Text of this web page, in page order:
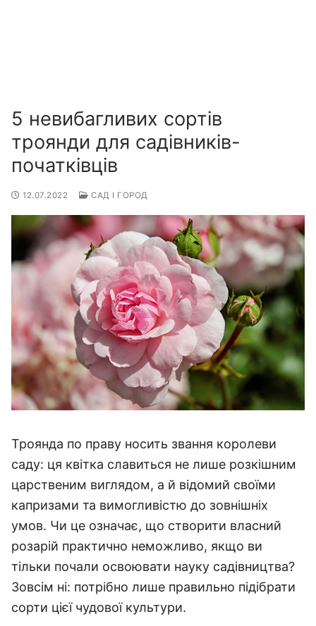
5 невибагливих сортів
троянди для садівників-
початківців
12.07.2022 САД І ГОРОД
Троянда по праву носить звання королеви
саду: ця квітка славиться не лише розкішним
царственим виглядом, а й відомий своїми
капризами та вимогливістю до зовнішніх
умов. Чи це означає, що створити власний
розарій практично неможливо, якщо ви
тільки почали освоювати науку садівництва?
Зовсім ні: потрібно лише правильно підібрати
сорти цієї чудової культури.